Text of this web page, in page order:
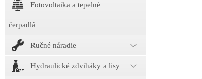
Fotovoltaika a tepelné
čerpadlá
Ručné náradie
Hydraulické zdviháky a lisy